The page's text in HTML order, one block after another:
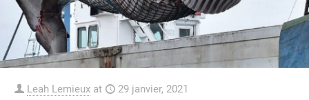
Leah Lemieux at 29 janvier, 2021